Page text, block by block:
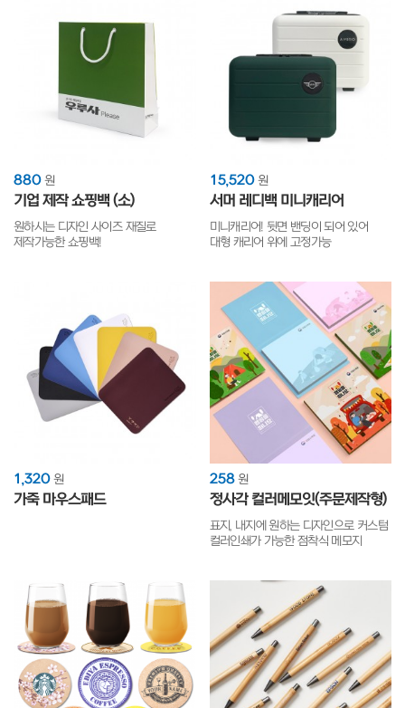
880 원
기업 제작 쇼핑백 (소)
원하시는 디자인 사이즈 재질로
제작가능한 쇼핑백!
15,520 원
서머 레디백 미니캐리어
미니캐리어! 뒷면 밴딩이 되어 있어
대형 캐리어 위에 고정가능
1,320 원
가죽 마우스패드
258 원
정사각 컬러메모잇(주문제작형)
표지, 내지에 원하는 디자인으로 커스텀
컬러인쇄가 가능한 점착식 메모지